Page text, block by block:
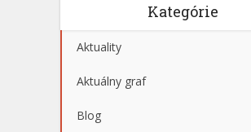
Kategórie
Aktuality
Aktuálny graf
Blog